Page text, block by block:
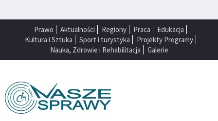
Prawo Aktualności Regiony Praca
Edukacja
Kultura i Sztuka
Sport i turystyka
Projekty Programy
Nauka, Zdrowie i Rehabilitacja
Galerie